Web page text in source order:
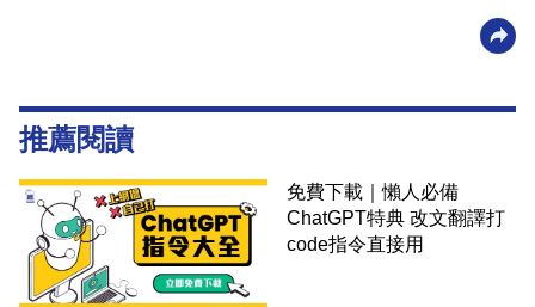
推薦閱讀
免費下載｜懶人必備
ChatGPT特典 改文翻譯打
code指令直接用